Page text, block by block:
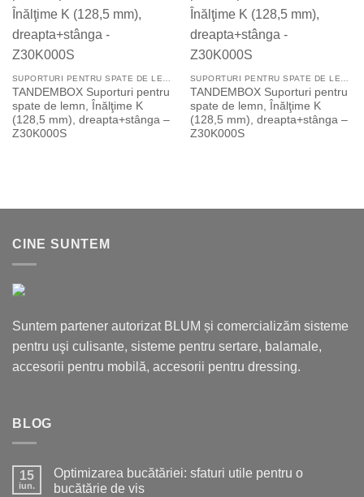
Wishlist
TANDEMBOX Suporturi pentru
spate de lemn, Înălţime K
(128,5 mm), dreapta+stânga –
Z30K000S
Wishlist
TANDEMBOX Suporturi pentru
spate de lemn, Înălţime K
(128,5 mm), dreapta+stânga –
Z30K000S
CINE SUNTEM
Suntem partener autorizat BLUM și comercializăm sisteme
pentru uşi culisante, sisteme pentru sertare, balamale,
accesorii pentru mobilă, accesorii pentru dressing.
BLOG
15
iun.
Optimizarea bucătăriei: sfaturi utile pentru o
bucătărie de vis